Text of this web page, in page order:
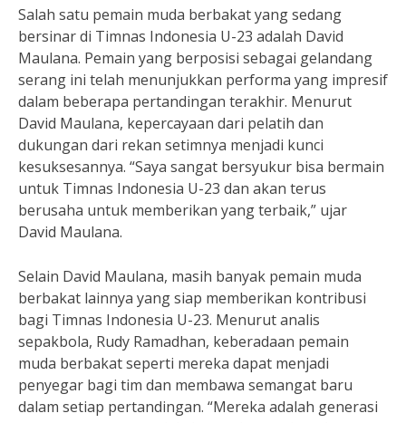
Salah satu pemain muda berbakat yang sedang
bersinar di Timnas Indonesia U-23 adalah David
Maulana. Pemain yang berposisi sebagai gelandang
serang ini telah menunjukkan performa yang impresif
dalam beberapa pertandingan terakhir. Menurut
David Maulana, kepercayaan dari pelatih dan
dukungan dari rekan setimnya menjadi kunci
kesuksesannya. “Saya sangat bersyukur bisa bermain
untuk Timnas Indonesia U-23 dan akan terus
berusaha untuk memberikan yang terbaik,” ujar
David Maulana.
Selain David Maulana, masih banyak pemain muda
berbakat lainnya yang siap memberikan kontribusi
bagi Timnas Indonesia U-23. Menurut analis
sepakbola, Rudy Ramadhan, keberadaan pemain
muda berbakat seperti mereka dapat menjadi
penyegar bagi tim dan membawa semangat baru
dalam setiap pertandingan. “Mereka adalah generasi